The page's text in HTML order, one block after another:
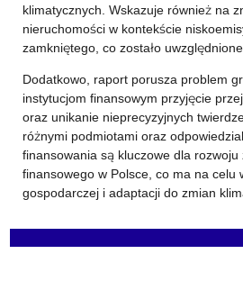
klimatycznych. Wskazuje również na
nieruchomości w kontekście
zamkniętego, co zostało
Dodatkowo, raport porusza problem
instytucjom finansowym przyjęcie
oraz unikanie nieprecyzyjnych
różnymi podmiotami oraz
finansowania są kluczowe dla
finansowego w Polsce, co ma na celu
gospodarczej i adaptacji do zmian